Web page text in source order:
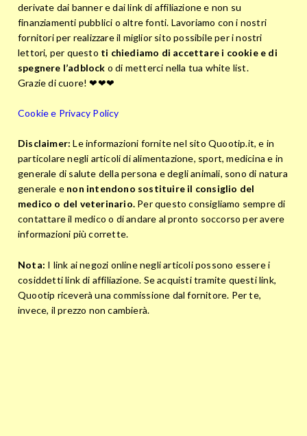
derivate dai banner e dai link di affiliazione e non su
finanziamenti pubblici o altre fonti. Lavoriamo con i nostri
fornitori per realizzare il miglior sito possibile per i nostri
lettori, per questo ti chiediamo di accettare i cookie e di
spegnere l’adblock o di metterci nella tua white list.
Grazie di cuore! ❤❤❤
Cookie e Privacy Policy
Disclaimer: Le informazioni fornite nel sito Quootip.it, e in
particolare negli articoli di alimentazione, sport, medicina e in
generale di salute della persona e degli animali, sono di natura
generale e non intendono sostituire il consiglio del
medico o del veterinario. Per questo consigliamo sempre di
contattare il medico o di andare al pronto soccorso per avere
informazioni più corrette.
Nota: I link ai negozi online negli articoli possono essere i
cosiddetti link di affiliazione. Se acquisti tramite questi link,
Quootip riceverà una commissione dal fornitore. Per te,
invece, il prezzo non cambierà.